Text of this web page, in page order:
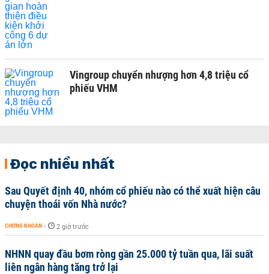
Vingroup chuyển nhượng hơn 4,8 triệu cổ
phiếu VHM
Đọc nhiều nhất
Sau Quyết định 40, nhóm cổ phiếu nào có thể xuất hiện câu
chuyện thoái vốn Nhà nước?
CHỨNG KHOÁN - 2 giờ trước
NHNN quay đầu bơm ròng gần 25.000 tỷ tuần qua, lãi suất
liên ngân hàng tăng trở lại